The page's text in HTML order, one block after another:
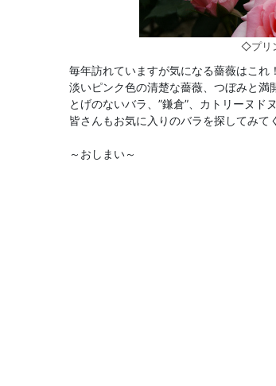
◇プリ
毎年訪れていますが気になる薔薇はこれ
淡いピンク色の清楚な薔薇、つぼみと満
とげのないバラ、”鎌倉”、カトリーヌ
皆さんもお気に入りのバラを探してみて
～おしまい～